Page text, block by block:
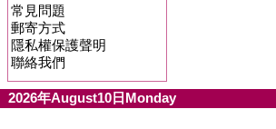
常見問題
郵寄方式
隱私權保護聲明
聯絡我們
2026年August10日Monday